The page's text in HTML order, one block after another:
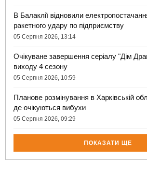
В Балаклії відновили
ракетного удару по підприємству
05 Серпня 2026, 13:14
Очікуване завершення серіалу "Дім
виходу 4 сезону
05 Серпня 2026, 10:59
Планове розмінування в Харківській
де очікуються вибухи
05 Серпня 2026, 09:29
ПОКАЗАТИ ЩЕ